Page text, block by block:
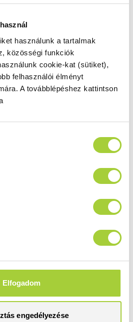
használunk a tartalmak
közösségi funkciók
cookie-kat (sütiket),
felhasználói élményt
A továbblépéshez kattintson
Elfogadom
engedélyezése
a küszöb mögé ülteti az ajtót.
biztosító mágneses
részletek
is beépíthető
is.
a fürdőszobád egyediségét
innovatív technológiája
az egyedi minták, fotók